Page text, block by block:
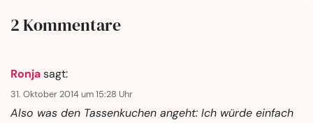
2 Kommentare
Ronjasagt:
31. Oktober 2014 um 15:28 Uhr
Also was den Tassenkuchen angeht: Ich würde einfach